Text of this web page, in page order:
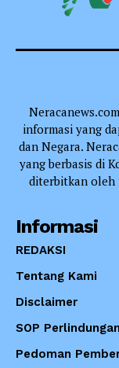
informasi yang
dan Negara.
yang berbasis di
diterbitkan oleh
Informasi
REDAKSI
Tentang Kami
Disclaimer
SOP
Pedoman